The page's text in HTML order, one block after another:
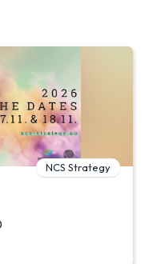
NCS Strategy